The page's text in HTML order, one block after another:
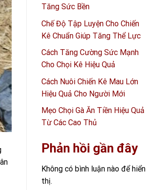
Tăng Sức Bền
Chế Độ Tập Luyện Cho Chiến
Kê Chuẩn Giúp Tăng Thể Lực
Cách Tăng Cường Sức Mạnh
Cho Chọi Kê Hiệu Quả
Cách Nuôi Chiến Kê Mau Lớn
Hiệu Quả Cho Người Mới
Mẹo Chọi Gà Ăn Tiền Hiệu Quả
Từ Các Cao Thủ
Phản hồi gần đây
Không có bình luận nào để hiển
thị.